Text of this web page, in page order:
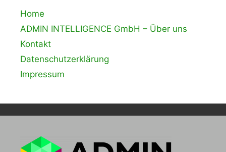
Home
ADMIN INTELLIGENCE GmbH – Über uns
Kontakt
Datenschutzerklärung
Impressum